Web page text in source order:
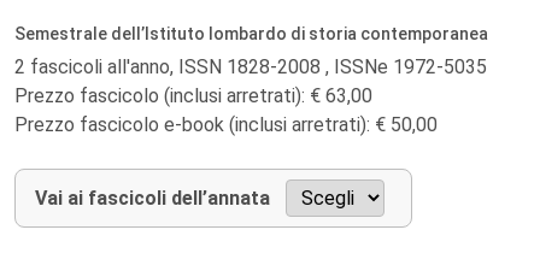
Semestrale dell’Istituto lombardo di storia contemporanea
2 fascicoli all'anno, ISSN 1828-2008 , ISSNe 1972-5035
Prezzo fascicolo (inclusi arretrati): € 63,00
Prezzo fascicolo e-book (inclusi arretrati): € 50,00
Vai ai fascicoli dell’annata